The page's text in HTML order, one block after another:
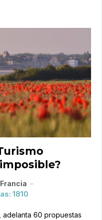
Francia
1810
adelanta 60 propuestas